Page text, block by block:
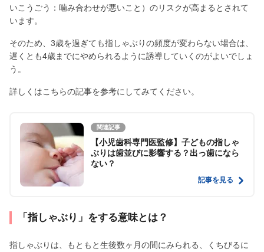
いこうごう：噛み合わせが悪いこと）のリスクが高まるとされて
います。
そのため、3歳を過ぎても指しゃぶりの頻度が変わらない場合は、
遅くとも4歳までにやめられるように誘導していくのがよいでしょ
う。
詳しくはこちらの記事を参考にしてみてください。
関連記事
【小児歯科専門医監修】子どもの指しゃ
ぶりは歯並びに影響する？出っ歯になら
ない？
記事を見る
「指しゃぶり」をする意味とは？
指しゃぶりは、もともと生後数ヶ月の間にみられる、くちびるに